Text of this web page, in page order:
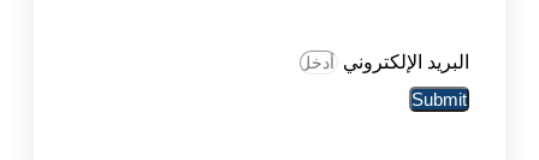
البريد الإلكتروني
Submit